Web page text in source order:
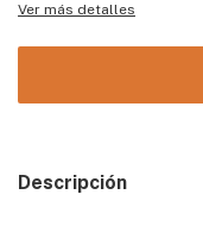
Ver más detalles
Descripción